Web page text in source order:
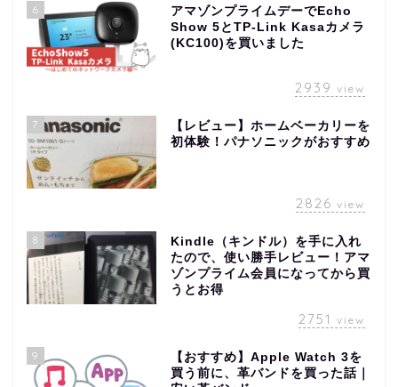
6
アマゾンプライムデーでEcho
Show 5とTP-Link Kasaカメラ
(KC100)を買いました
2939 view
7
【レビュー】ホームベーカリーを
初体験！パナソニックがおすすめ
2826 view
8
Kindle（キンドル）を手に入れ
たので、使い勝手レビュー！アマ
ゾンプライム会員になってから買
うとお得
2751 view
9
【おすすめ】Apple Watch 3を
買う前に、革バンドを買った話｜